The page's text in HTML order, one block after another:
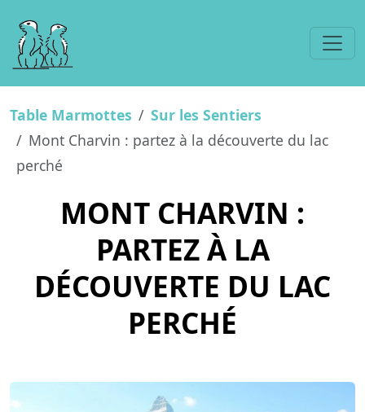
Table Marmottes
Sur les Sentiers
Mont Charvin : partez à la découverte du lac
perché
MONT CHARVIN :
PARTEZ À LA
DÉCOUVERTE DU LAC
PERCHÉ